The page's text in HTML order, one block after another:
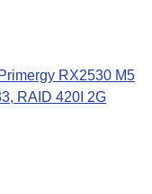
RX2530 M5
RAID 420I 2G